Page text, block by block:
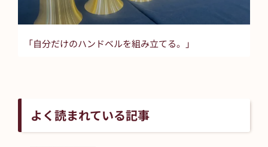
「自分だけのハンドベルを組み立てる。」
よく読まれている記事